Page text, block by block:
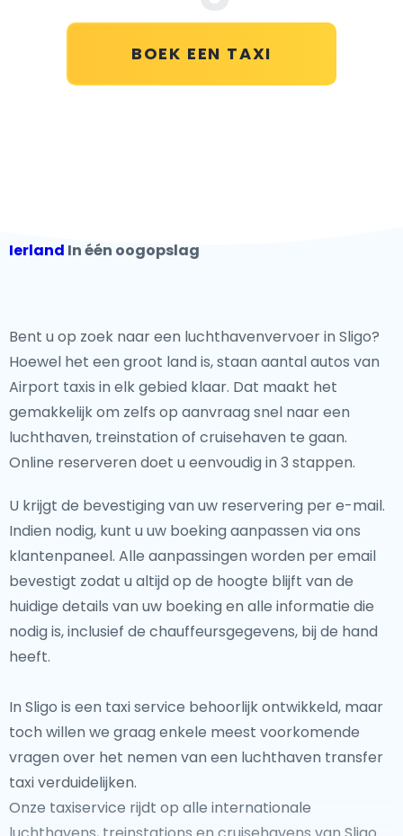
BOEK EEN TAXI
Ierland In één oogopslag
Bent u op zoek naar een luchthavenvervoer in Sligo?
Hoewel het een groot land is, staan aantal autos van
Airport taxis in elk gebied klaar. Dat maakt het
gemakkelijk om zelfs op aanvraag snel naar een
luchthaven, treinstation of cruisehaven te gaan.
Online reserveren doet u eenvoudig in 3 stappen.
U krijgt de bevestiging van uw reservering per e-mail.
Indien nodig, kunt u uw boeking aanpassen via ons
klantenpaneel. Alle aanpassingen worden per email
bevestigt zodat u altijd op de hoogte blijft van de
huidige details van uw boeking en alle informatie die
nodig is, inclusief de chauffeursgegevens, bij de hand
heeft.
In Sligo is een taxi service behoorlijk ontwikkeld, maar
toch willen we graag enkele meest voorkomende
vragen over het nemen van een luchthaven transfer
taxi verduidelijken.
Onze taxiservice rijdt op alle internationale